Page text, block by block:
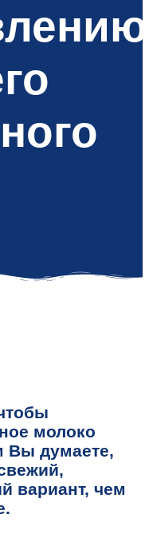
молоко
Вы думаете,
вариант, чем